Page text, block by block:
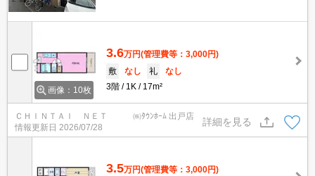
画像：10枚
3.6万円(管理費等：3,000円)
敷
なし 礼
なし
3階
1K 17m²
ＣＨＩＮＴＡＩ ＮＥＴ ㈱ﾀｳﾝﾎｰﾑ 出戸店
情報更新日 2026/07/28
詳細を見る
3.5万円(管理費等：3,000円)